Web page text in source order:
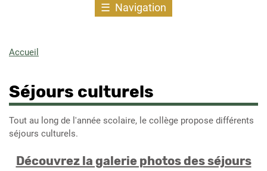
Navigation
Accueil
Séjours culturels
Tout au long de l'année scolaire, le collège propose différents
séjours culturels.
Découvrez la galerie photos des séjours